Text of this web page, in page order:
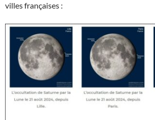
villes françaises :